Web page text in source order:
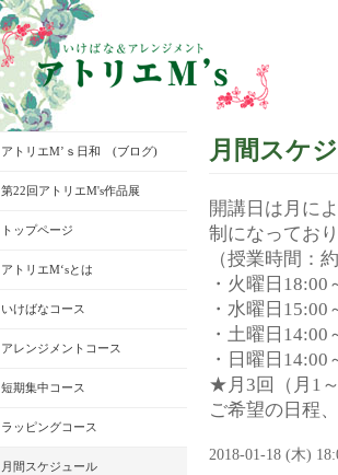
月間スケ
開講日は月に
制になってお
（授業時間：
・火曜日18:00
・水曜日15:00
・土曜日14:00
・日曜日14:00
★月3回（月1
ご希望の日程
2018-01-18 (木)
アトリエM’ｓ日和 (ブログ)
第22回アトリエM's作品展
トップページ
アトリエM‘sとは
いけばなコース
アレンジメントコース
短期集中コース
ラッピングコース
月間スケジュール